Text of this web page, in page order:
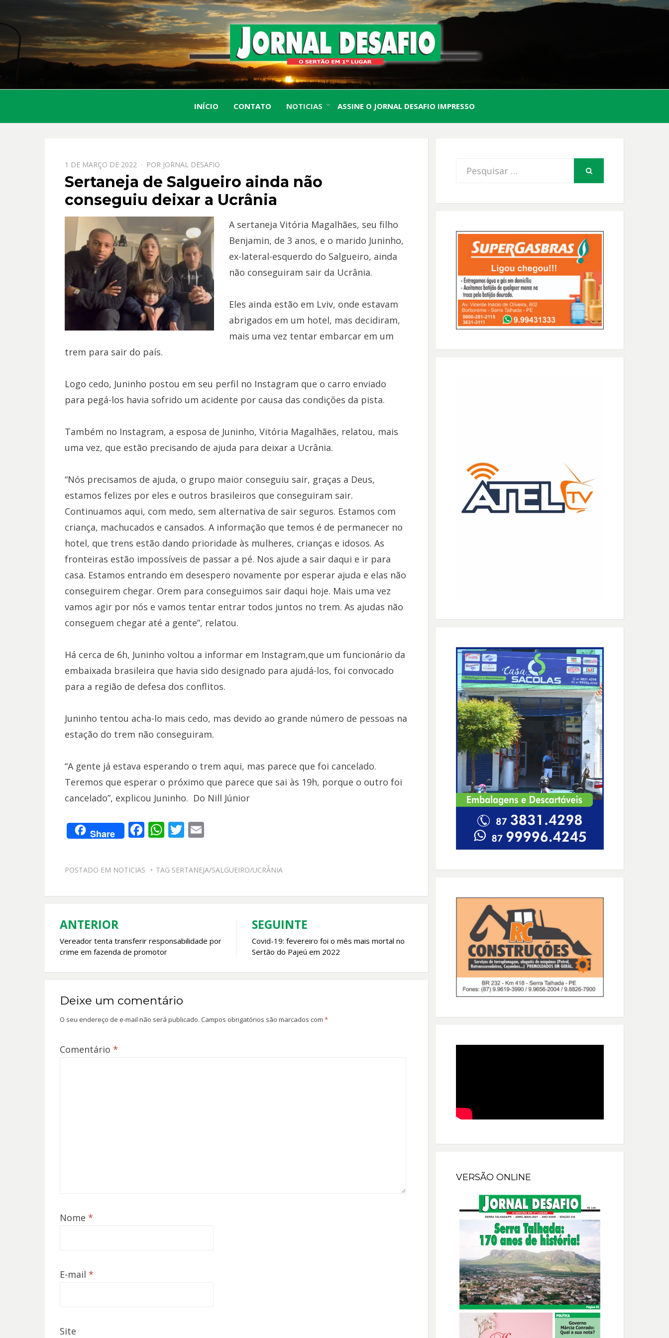
JORNAL
DESAFIO
O Sertão em 1º Lugar
INÍCIO CONTATO NOTICIAS ASSINE O JORNAL DESAFIO IMPRESSO
PPOSTADO
EM
1 DE MARÇO DE 2022 POR JORNAL DESAFIO
Sertaneja de Salgueiro ainda não
conseguiu deixar a Ucrânia
A sertaneja Vitória Magalhães, seu filho
Benjamin, de 3 anos, e o marido Juninho,
ex-lateral-esquerdo do Salgueiro, ainda
não conseguiram sair da Ucrânia.
Eles ainda estão em Lviv, onde estavam
abrigados em um hotel, mas decidiram,
mais uma vez tentar embarcar em um
trem para sair do país.
Logo cedo, Juninho postou em seu perfil no Instagram que o carro enviado
para pegá-los havia sofrido um acidente por causa das condições da pista.
Também no Instagram, a esposa de Juninho, Vitória Magalhães, relatou, mais
uma vez, que estão precisando de ajuda para deixar a Ucrânia.
“Nós precisamos de ajuda, o grupo maior conseguiu sair, graças a Deus,
estamos felizes por eles e outros brasileiros que conseguiram sair.
Continuamos aqui, com medo, sem alternativa de sair seguros. Estamos com
criança, machucados e cansados. A informação que temos é de permanecer no
hotel, que trens estão dando prioridade às mulheres, crianças e idosos. As
fronteiras estão impossíveis de passar a pé. Nos ajude a sair daqui e ir para
casa. Estamos entrando em desespero novamente por esperar ajuda e elas não
conseguirem chegar. Orem para conseguimos sair daqui hoje. Mais uma vez
vamos agir por nós e vamos tentar entrar todos juntos no trem. As ajudas não
conseguem chegar até a gente”, relatou.
Há cerca de 6h, Juninho voltou a informar em Instagram,que um funcionário da
embaixada brasileira que havia sido designado para ajudá-los, foi convocado
para a região de defesa dos conflitos.
Juninho tentou acha-lo mais cedo, mas devido ao grande número de pessoas na
estação do trem não conseguiram.
“A gente já estava esperando o trem aqui, mas parece que foi cancelado.
Teremos que esperar o próximo que parece que sai às 19h, porque o outro foi
cancelado”, explicou Juninho. Do Nill Júnior
Share F
b
o
W
s
A
T
er
E
l
POSTADO EM NOTICIAS TAG SERTANEJA/SALGUEIRO/UCRÂNIA
Navegação
de
ANTERIOR
Vereador tenta transferir responsabilidade por
crime em fazenda de promotor
SEGUINTE
Covid-19: fevereiro foi o mês mais mortal no
Sertão do Pajeú em 2022
Deixe um comentário
O seu endereço de e-mail não será publicado. Campos obrigatórios são marcados com *
Comentário *
Nome *
E-mail *
Site
Procurar
VERSÃO ONLINE